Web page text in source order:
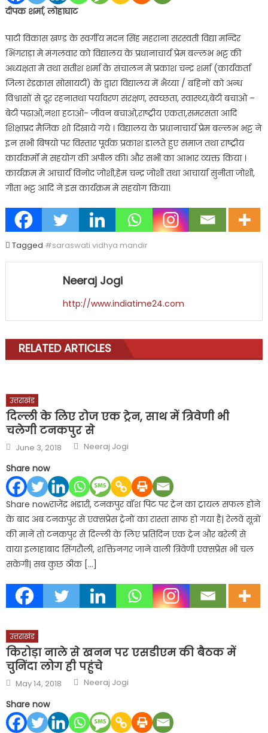
दीपक शर्मा, लोहाघाट
पाटी विकास खण्ड के स्वर्गीय मदन सिंह महराना सरस्वती विद्या मन्दिर
भिंगराड़ा मे मंगलवार को विद्यालय के प्रधानाचार्य प्रेम बल्लभ भट्ट की
अध्यक्षता मे तथा सतीश शर्मा के संचालन मे प्रकाश चन्द्र शर्मा (कार्यकर्ता
जिला रेडक्रास सोसायटी) के द्वारा विद्यालय में भैय्या / बहिनों को अन्ध
विश्वासों से दूर रहनातथा पर्यावरण संरक्षण, स्वच्छता, स्वास्थ्य,बेटी बचाओ –
बेटी पढाओ,नशा हटाओ- जीवन बचाओ,राष्ट्रीय एकता,समरसता आदि
शिक्षाप्रद मैजिक शो दिखाये गये । विद्यालय के प्रधानाचार्य प्रेम बल्लभ भट्ट ने
इन सभी बिषयो पर विस्तार पूर्वक प्रकाश डालते हुए समाज तथा राष्ट्रीय
कार्यकर्मों मे सहयोग की अपील की। और सभी का आभार व्यक्त किया ।
कार्यक्रम मे आचार्य विनोद जोशी,हेम चन्द्र जोशी तथा आचार्या सुनीता जोशी,
गीता भट्ट आदि ने इस कार्यक्रम मे सहयोग किया।
Tagged #saraswati vidhya mandir
Neeraj Jogi
http://www.indiatime24.com
RELATED ARTICLES
उत्तराखंड
दिल्ली के लिए रोज एक ट्रेन, साथ में त्रिवेणी भी
चलेगी टनकपुर से
Posted
on
June 3, 2018 Author
Neeraj Jogi
Share now
Share nowराजेंद्र भंडारी, टनकपुर वॉश पिट पर ट्रेन का ट्रायल सफल होने
के बाद अब टनकपुर से एक्सप्रेस ट्रेनों का रास्ता साफ हो गया है| रेलवे सूत्रों
की मानें तो टनकपुर से दिल्ली के लिए प्रतिदिन एक ट्रेन और बरेली से
वाया इलाहाबाद सिंगरौली, शक्तिनगर जाने वाली त्रिवेणी एक्सप्रेस भी चल
सकेगी| सब कुछ ठीक […]
उत्तराखंड
किरोड़ा नाले से खनन पर एसडीएम की बैठक में
चुनिंदा लोग ही पहुंचे
Posted
on
May 14, 2018 Author
Neeraj Jogi
Share now